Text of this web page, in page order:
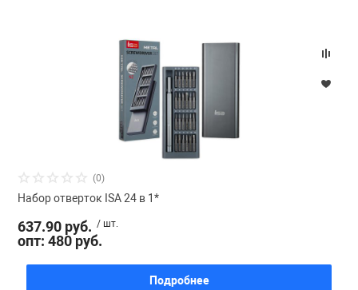
(0)
Набор отверток ISA 24 в 1*
637.90 руб. / шт.
опт: 480 руб.
Подробнее